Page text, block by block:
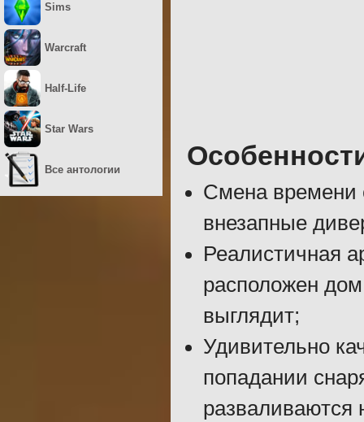
Смена времени
внезапные
Реалистичная
расположен
выглядит;
Удивительно
попадании
разваливаются
Sims
Warcraft
Half-Life
Star Wars
Все антологии